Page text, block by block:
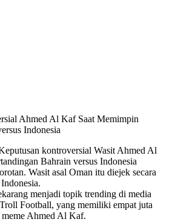
kontroversial Wasit Ahmed Al
Bahrain versus Indonesia
Wasit asal Oman itu diejek secara
menjadi topik trending di media
Football, yang memiliki empat juta
Ahmed Al Kaf.